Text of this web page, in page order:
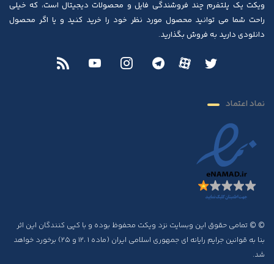
ویکت یک پلتفرم چند فروشندگی فایل و محصولات دیجیتال است، که خیلی
راحت شما می توانید محصول مورد نظر خود را خرید کنید و یا اگر محصول
دانلودی دارید به فروش بگذارید.
نماد اعتماد
© © تمامی حقوق این وبسایت نزد ویکت محفوظ بوده و با کپی کنندگان این اثر
بنا به قوانین جرایم رایانه ای جمهوری اسلامی ایران (ماده ۱ ،۱۲ و ۲۵) برخورد خواهد
شد.